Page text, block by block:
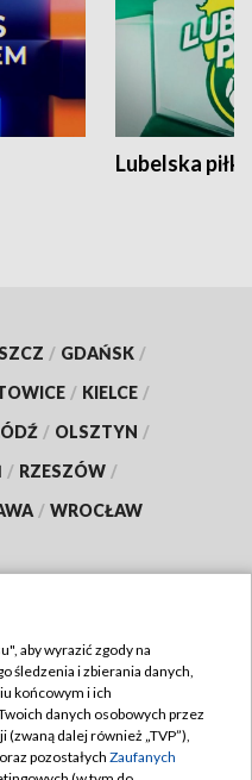
Lubelska piłka
/ GDAŃSK /
/ KIELCE /
/ OLSZTYN /
/ RZESZÓW /
/ WROCŁAW
TVP
aby wyrazić zgody na
śledzenia i zbierania danych,
końcowym i ich
danych osobowych przez
(zwaną dalej również „TVP”),
oraz pozostałych Zaufanych